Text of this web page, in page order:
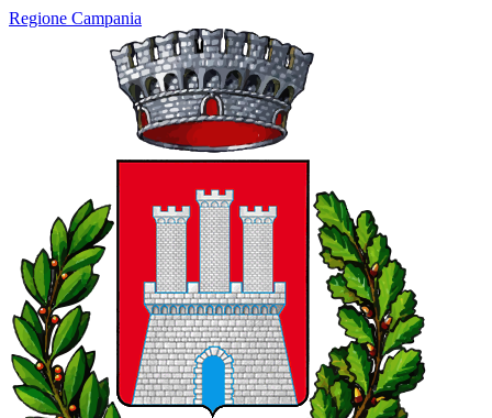
Regione Campania